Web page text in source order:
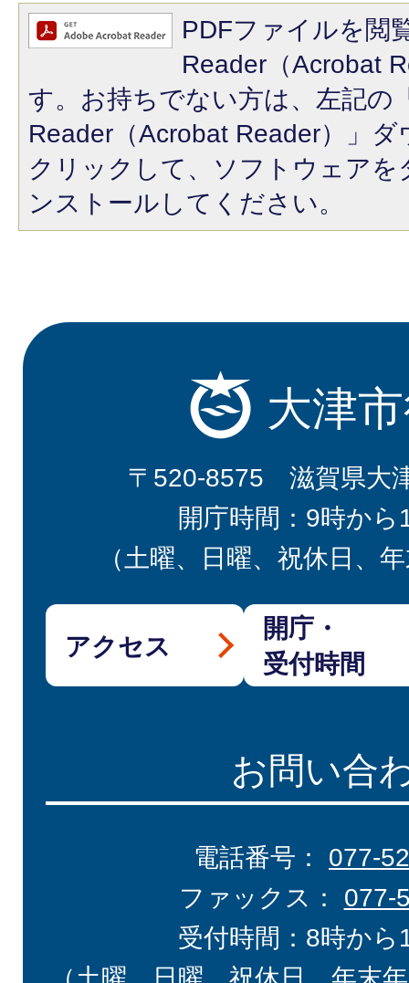
PDFファイルを閲
Reader（Acrobat
す。お持ちでない方は、左記の
Reader（Acrobat Reader）」
クリックして、ソフトウェア
ンストールしてください。
大津
〒520-8575 滋賀県大
開庁時間：9時から
（土曜、日曜、祝休日、
アクセス
開庁・
受付時間
お問い合
電話番号： 077-
ファックス： 077-
受付時間：8時から